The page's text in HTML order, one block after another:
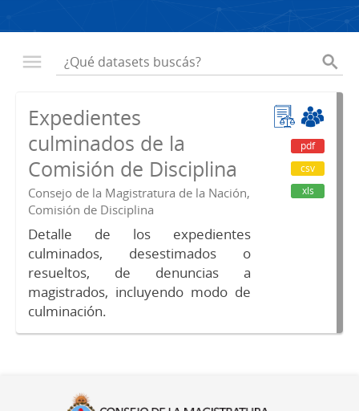
Expedientes
culminados de la
Comisión de Disciplina
Consejo de la Magistratura de la Nación,
Comisión de Disciplina
Detalle de los expedientes
culminados, desestimados o
resueltos, de denuncias a
magistrados, incluyendo modo de
culminación.
pdf
csv
xls